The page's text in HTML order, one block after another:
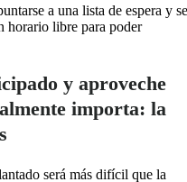
a una lista de espera y
horario libre para poder
y aproveche
importa: la
será más difícil que la